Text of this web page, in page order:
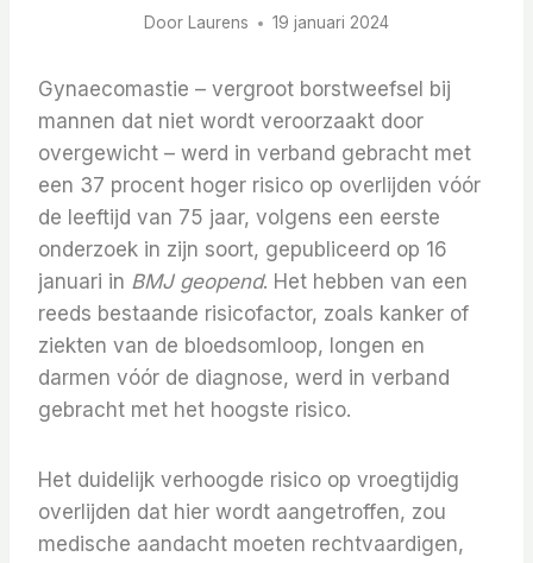
Door Laurens 19 januari 2024
Gynaecomastie – vergroot borstweefsel bij
mannen dat niet wordt veroorzaakt door
overgewicht – werd in verband gebracht met
een 37 procent hoger risico op overlijden vóór
de leeftijd van 75 jaar, volgens een eerste
onderzoek in zijn soort, gepubliceerd op 16
januari in BMJ geopend. Het hebben van een
reeds bestaande risicofactor, zoals kanker of
ziekten van de bloedsomloop, longen en
darmen vóór de diagnose, werd in verband
gebracht met het hoogste risico.
Het duidelijk verhoogde risico op vroegtijdig
overlijden dat hier wordt aangetroffen, zou
medische aandacht moeten rechtvaardigen,